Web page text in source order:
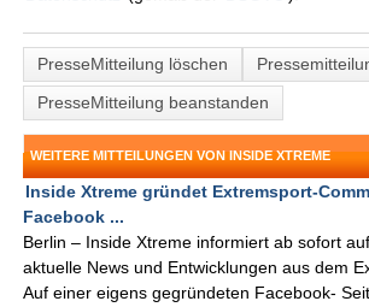
PresseMitteilung löschen
PresseMitteilung beanstanden
WEITERE MITTEILUNGEN VON INSIDE XTREME
Inside Xtreme gründet Extremsport-
Facebook ...
Berlin – Inside Xtreme informiert ab sofort
aktuelle News und Entwicklungen aus dem
Auf einer eigens gegründeten Facebook-